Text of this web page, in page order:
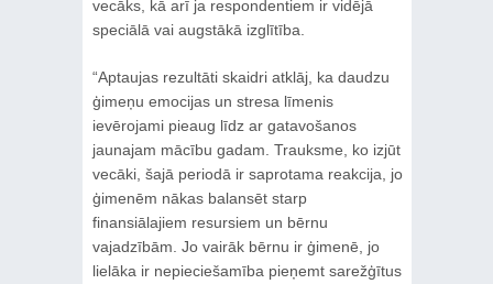
vecāks, kā arī ja respondentiem ir vidējā
speciālā vai augstākā izglītība.
“Aptaujas rezultāti skaidri atklāj, ka daudzu
ģimeņu emocijas un stresa līmenis
ievērojami pieaug līdz ar gatavošanos
jaunajam mācību gadam. Trauksme, ko izjūt
vecāki, šajā periodā ir saprotama reakcija, jo
ģimenēm nākas balansēt starp
finansiālajiem resursiem un bērnu
vajadzībām. Jo vairāk bērnu ir ģimenē, jo
lielāka ir nepieciešamība pieņemt sarežģītus